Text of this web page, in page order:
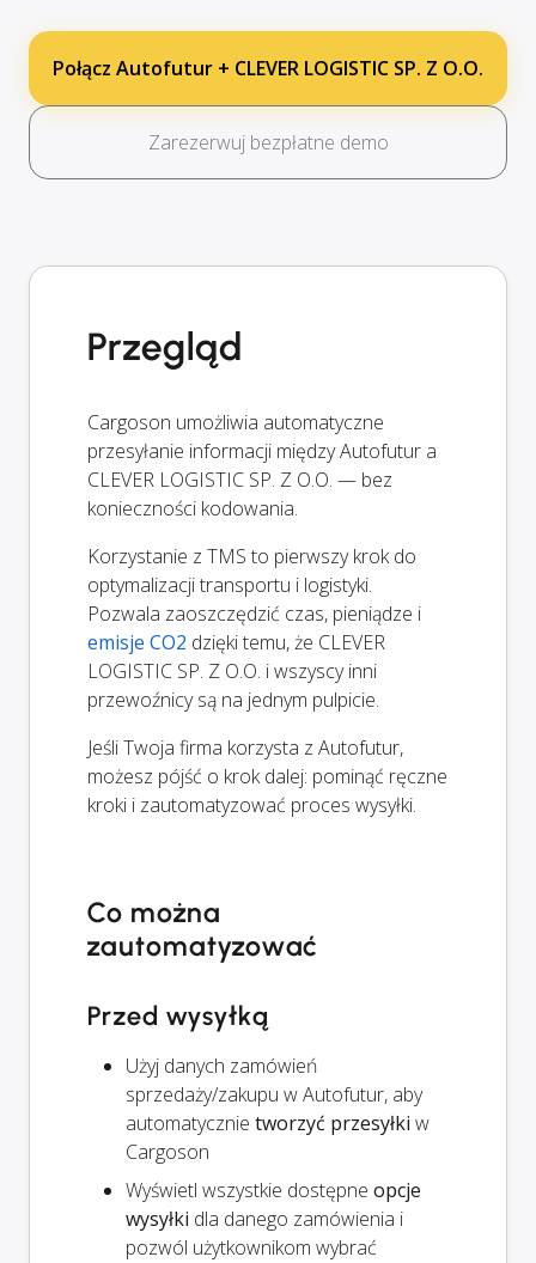
Połącz Autofutur + CLEVER LOGISTIC SP. Z O.O.
Zarezerwuj bezpłatne demo
Przegląd
Cargoson umożliwia automatyczne
przesyłanie informacji między Autofutur a
CLEVER LOGISTIC SP. Z O.O. — bez
konieczności kodowania.
Korzystanie z TMS to pierwszy krok do
optymalizacji transportu i logistyki.
Pozwala zaoszczędzić czas, pieniądze i
emisje CO2 dzięki temu, że CLEVER
LOGISTIC SP. Z O.O. i wszyscy inni
przewoźnicy są na jednym pulpicie.
Jeśli Twoja firma korzysta z Autofutur,
możesz pójść o krok dalej: pominąć ręczne
kroki i zautomatyzować proces wysyłki.
Co można
zautomatyzować
Przed wysyłką
Użyj danych zamówień
sprzedaży/zakupu w Autofutur, aby
automatycznie tworzyć przesyłki w
Cargoson
Wyświetl wszystkie dostępne opcje
wysyłki dla danego zamówienia i
pozwól użytkownikom wybrać